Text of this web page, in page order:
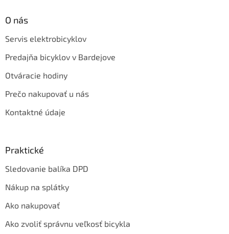
O nás
Servis elektrobicyklov
Predajňa bicyklov v Bardejove
Otváracie hodiny
Prečo nakupovať u nás
Kontaktné údaje
Praktické
Sledovanie balíka DPD
Nákup na splátky
Ako nakupovať
Ako zvoliť správnu veľkosť bicykla